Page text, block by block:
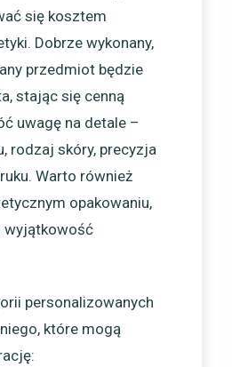
się kosztem
Dobrze wykonany,
przedmiot będzie
stając się cenną
uwagę na detale –
rodzaj skóry, precyzja
Warto również
opakowaniu,
wyjątkowość
personalizowanych
które mogą